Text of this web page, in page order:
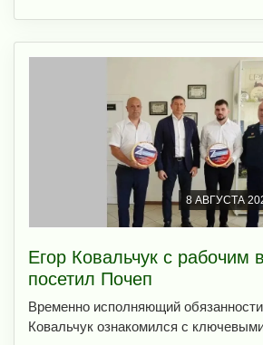
8 АВГУСТА
Егор Ковальчук с рабочим
посетил Почеп
Временно исполняющий обязанности
Ковальчук ознакомился с